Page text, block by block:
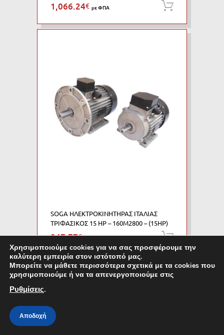
1,066.24€ με ΦΠΑ
SOGA ΗΛΕΚΤΡΟΚΙΝΗΤΗΡΑΣ ΙΤΑΛΙΑΣ
ΤΡΙΦΑΣΙΚΟΣ 15 HP – 160M2800 – (15HP)
947.77€ με ΦΠΑ
Χρησιμοποιούμε cookies για να σας προσφέρουμε την
καλύτερη εμπειρία στον ιστότοπό μας.
Μπορείτε να μάθετε περισσότερα σχετικά με τα cookies που
χρησιμοποιούμε ή να τα απενεργοποιούμε στις
Ρυθμίσεις.
Αποδοχή